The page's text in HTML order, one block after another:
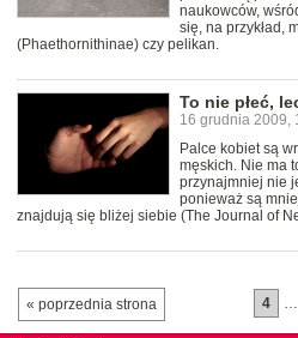
naukowców,
się, na przykład,
(Phaethornithinae) czy pelikan.
To nie płeć,
16 grudnia 2009,
Palce kobiet są
męskich. Nie ma
przynajmniej nie
ponieważ są
znajdują się bliżej siebie (The Journal of
« poprzednia strona 4 …